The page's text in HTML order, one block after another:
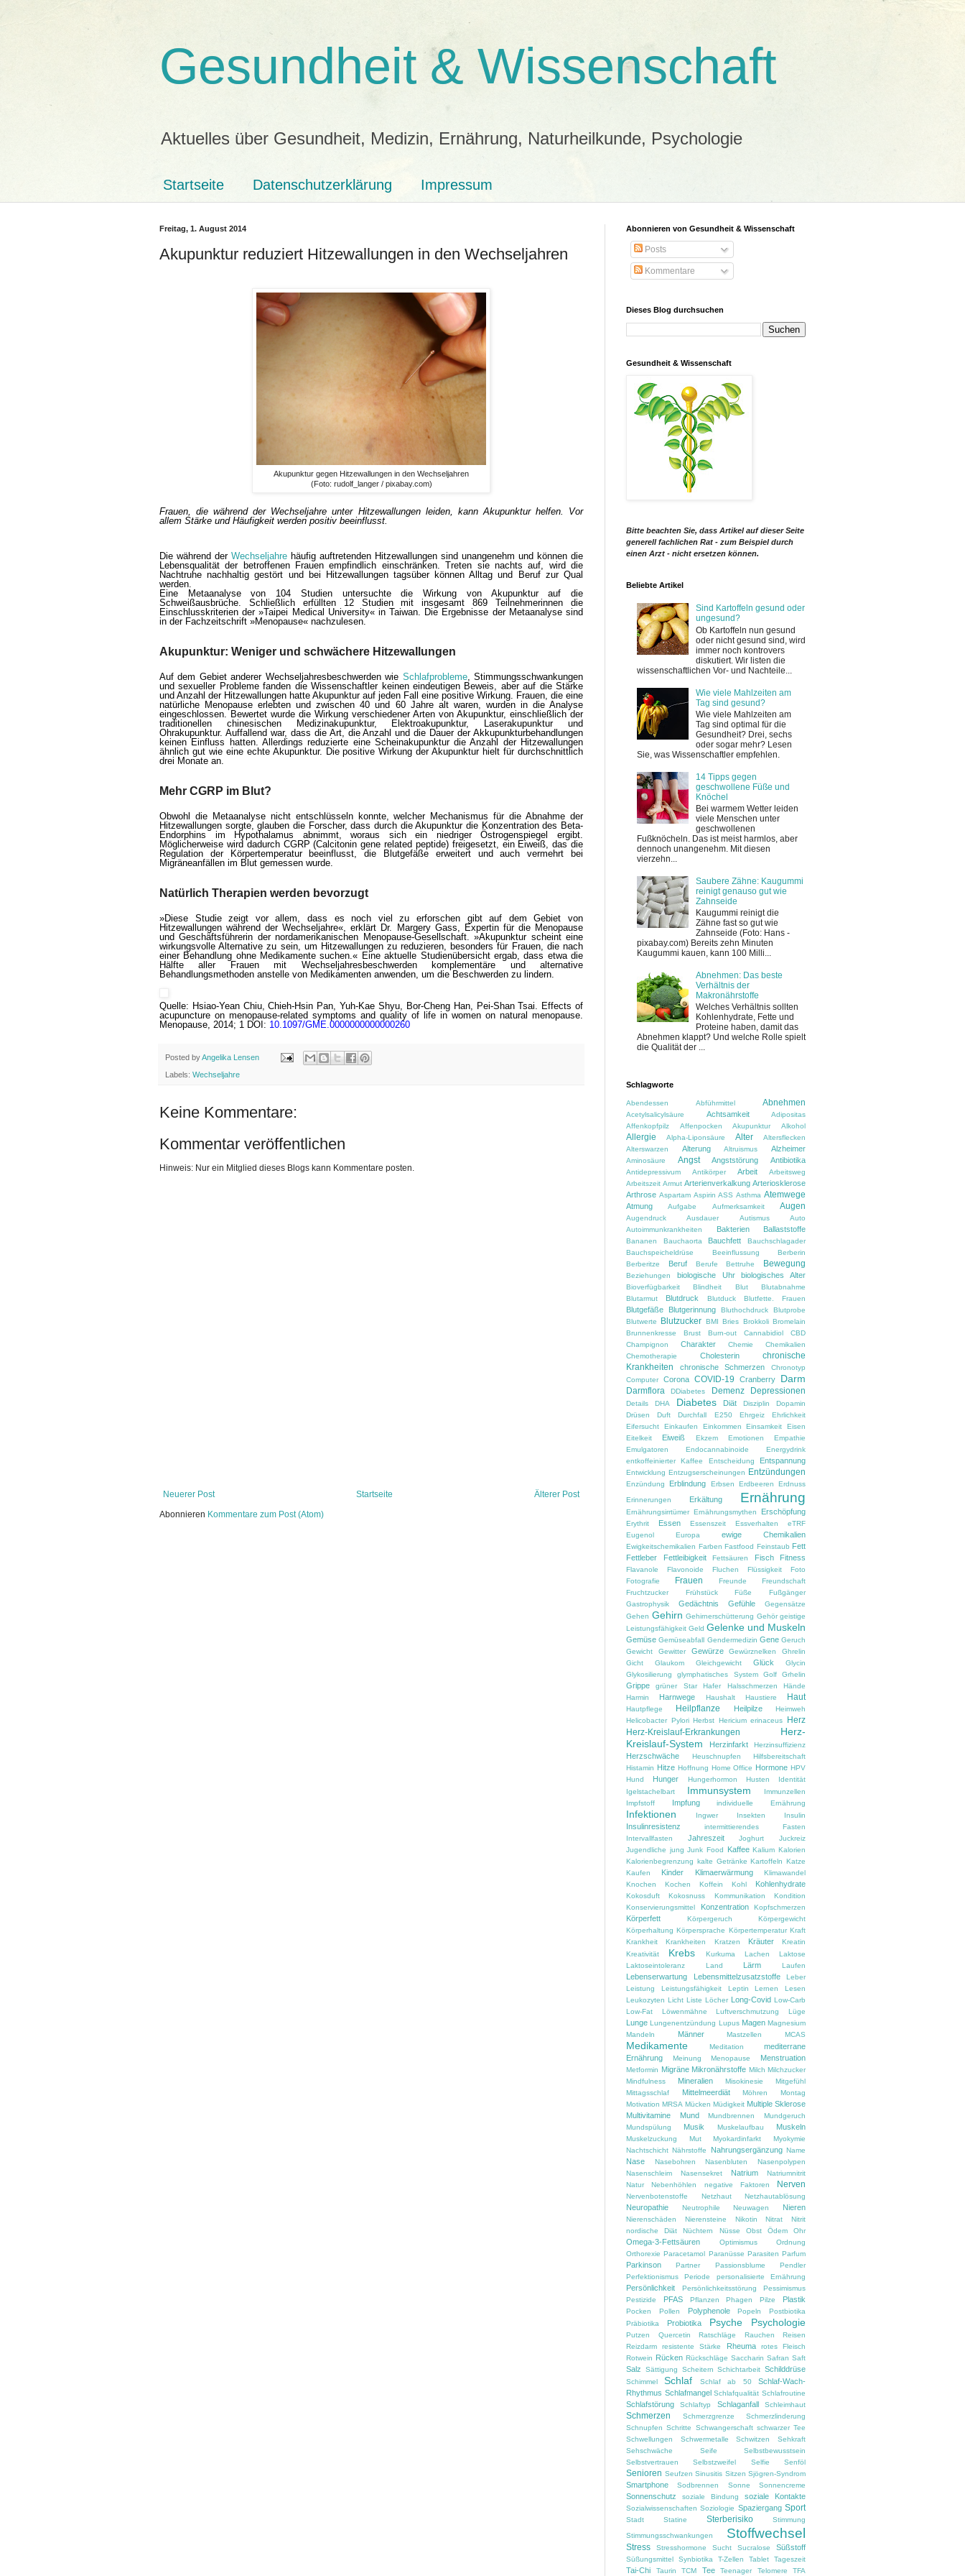
Gesundheit & Wissenschaft
Aktuelles über Gesundheit, Medizin, Ernährung, Naturheilkunde, Psychologie
Startseite Datenschutzerklärung Impressum
Freitag, 1. August 2014
Akupunktur reduziert Hitzewallungen in den Wechseljahren
Akupunktur gegen Hitzewallungen in den Wechseljahren
(Foto: rudolf_langer / pixabay.com)
Frauen, die während der Wechseljahre unter Hitzewallungen leiden, kann Akupunktur helfen. Vor
allem Stärke und Häufigkeit werden positiv beeinflusst.
Die während der Wechseljahre häufig auftretenden Hitzewallungen sind unangenehm und können die
Lebensqualität der betroffenen Frauen empfindlich einschränken. Treten sie nachts auf, wird die
Nachtruhe nachhaltig gestört und bei Hitzewallungen tagsüber können Alltag und Beruf zur Qual
werden.
Eine Metaanalyse von 104 Studien untersuchte die Wirkung von Akupunktur auf die
Schweißausbrüche. Schließlich erfüllten 12 Studien mit insgesamt 869 Teilnehmerinnen die
Einschlusskriterien der »Taipei Medical University« in Taiwan. Die Ergebnisse der Metaanalyse sind
in der Fachzeitschrift »Menopause« nachzulesen.
Akupunktur: Weniger und schwächere Hitzewallungen
Auf dem Gebiet anderer Wechseljahresbeschwerden wie Schlafprobleme, Stimmungsschwankungen
und sexueller Probleme fanden die Wissenschaftler keinen eindeutigen Beweis, aber auf die Stärke
und Anzahl der Hitzewallungen hatte Akupunktur auf jeden Fall eine positive Wirkung. Frauen, die eine
natürliche Menopause erlebten und zwischen 40 und 60 Jahre alt waren, wurden in die Analyse
eingeschlossen. Bewertet wurde die Wirkung verschiedener Arten von Akupunktur, einschließlich der
traditionellen chinesischen Medizinakupunktur, Elektroakupunktur, Laserakupunktur und
Ohrakupunktur. Auffallend war, dass die Art, die Anzahl und die Dauer der Akkupunkturbehandlungen
keinen Einfluss hatten. Allerdings reduzierte eine Scheinakupunktur die Anzahl der Hitzewallungen
ähnlich gut wie eine echte Akupunktur. Die positive Wirkung der Akupunktur hielt für durchschnittlich
drei Monate an.
Mehr CGRP im Blut?
Obwohl die Metaanalyse nicht entschlüsseln konnte, welcher Mechanismus für die Abnahme der
Hitzewallungen sorgte, glauben die Forscher, dass durch die Akupunktur die Konzentration des Beta-
Endorphins im Hypothalamus abnimmt, woraus sich ein niedriger Östrogenspiegel ergibt.
Möglicherweise wird dadurch CGRP (Calcitonin gene related peptide) freigesetzt, ein Eiweiß, das die
Regulation der Körpertemperatur beeinflusst, die Blutgefäße erweitert und auch vermehrt bei
Migräneanfällen im Blut gemessen wurde.
Natürlich Therapien werden bevorzugt
»Diese Studie zeigt vor allem, dass es noch viel zu erforschen gibt auf dem Gebiet von
Hitzewallungen während der Wechseljahre«, erklärt Dr. Margery Gass, Expertin für die Menopause
und Geschäftsführerin der nordamerikanischen Menopause-Gesellschaft. »Akupunktur scheint eine
wirkungsvolle Alternative zu sein, um Hitzewallungen zu reduzieren, besonders für Frauen, die nach
einer Behandlung ohne Medikamente suchen.« Eine aktuelle Studienübersicht ergab, dass etwa die
Hälfte aller Frauen mit Wechseljahresbeschwerden komplementäre und alternative
Behandlungsmethoden anstelle von Medikamenten anwenden, um die Beschwerden zu lindern.
Quelle: Hsiao-Yean Chiu, Chieh-Hsin Pan, Yuh-Kae Shyu, Bor-Cheng Han, Pei-Shan Tsai. Effects of
acupuncture on menopause-related symptoms and quality of life in women on natural menopause.
Menopause, 2014; 1 DOI: 10.1097/GME.0000000000000260
Posted byAngelika Lensen
Labels: Wechseljahre
Keine Kommentare:
Kommentar veröffentlichen
Hinweis: Nur ein Mitglied dieses Blogs kann Kommentare posten.
Neuerer Post Älterer Post
Startseite
Abonnieren Kommentare zum Post (Atom)
Abonnieren von Gesundheit & Wissenschaft
Posts
Kommentare
Dieses Blog durchsuchen
Gesundheit & Wissenschaft
Bitte beachten Sie, dass Artikel auf dieser Seite
generell fachlichen Rat - zum Beispiel durch
einen Arzt - nicht ersetzen können.
Beliebte Artikel
Sind Kartoffeln gesund oder
ungesund?
Ob Kartoffeln nun gesund
oder nicht gesund sind, wird
immer noch kontrovers
diskutiert. Wir listen die
wissenschaftlichen Vor- und Nachteile...
Wie viele Mahlzeiten am
Tag sind gesund?
Wie viele Mahlzeiten am
Tag sind optimal für die
Gesundheit? Drei, sechs
oder sogar mehr? Lesen
Sie, was Wissenschaftler empfehlen.
14 Tipps gegen
geschwollene Füße und
Knöchel
Bei warmem Wetter leiden
viele Menschen unter
geschwollenen
Fußknöcheln. Das ist meist harmlos, aber
dennoch unangenehm. Mit diesen
vierzehn...
Saubere Zähne: Kaugummi
reinigt genauso gut wie
Zahnseide
Kaugummi reinigt die
Zähne fast so gut wie
Zahnseide (Foto: Hans -
pixabay.com) Bereits zehn Minuten
Kaugummi kauen, kann 100 Milli...
Abnehmen: Das beste
Verhältnis der
Makronährstoffe
Welches Verhältnis sollten
Kohlenhydrate, Fette und
Proteine haben, damit das
Abnehmen klappt? Und welche Rolle spielt
die Qualität der ...
Schlagworte
Abendessen Abführmittel Abnehmen
Acetylsalicylsäure Achtsamkeit
Adipositas
Affenkopfpilz
Affenpocken Akupunktur Alkohol
Allergie Alpha-Liponsäure Alter
Altersflecken
Alterswarzen
Alterung Altruismus Alzheimer
Aminosäure Angst Angststörung Antibiotika
Antidepressivum Antikörper Arbeit
Arbeitsweg
Arbeitszeit Armut Arterienverkalkung Arteriosklerose
Arthrose Aspartam Aspirin ASS Asthma Atemwege
Atmung Aufgabe Aufmerksamkeit Augen
Augendruck Ausdauer Autismus
Auto
Autoimmunkrankheiten
Bakterien Ballaststoffe
Bananen Bauchaorta Bauchfett
Bauchschlagader
Bauchspeicheldrüse
Beeinflussung
Berberin
Berberitze
Beruf Berufe Bettruhe Bewegung
Beziehungen biologische Uhr biologisches Alter
Bioverfügbarkeit Blindheit Blut
Blutabnahme
Blutarmut
Blutdruck Blutduck Blutfette. Frauen
Blutgefäße Blutgerinnung Bluthochdruck
Blutprobe
Blutwerte
Blutzucker BMI Bries Brokkoli Bromelain
Brunnenkresse
Brust Burn-out Cannabidiol
CBD
Champignon
Charakter Chemie
Chemikalien
Chemotherapie
Cholesterin
chronische
Krankheiten
chronische Schmerzen
Chronotyp
Computer
Corona COVID-19 Cranberry Darm
Darmflora DDiabetes Demenz Depressionen
Details DHA Diabetes Diät Disziplin
Dopamin
Drüsen
Duft Durchfall E250 Ehrgeiz
Ehrlichkeit
Eifersucht
Einkaufen Einkommen Einsamkeit
Eisen
Eitelkeit
Eiweiß Ekzem Emotionen
Empathie
Emulgatoren
Endocannabinoide
Energydrink
entkoffeinierter Kaffee
Entscheidung Entspannung
Entwicklung Entzugserscheinungen Entzündungen
Enzündung Erblindung Erbsen Erdbeeren
Erdnuss
Erinnerungen
Erkältung Ernährung
Ernährungsirrtümer Ernährungsmythen Erschöpfung
Erythrit Essen Essenszeit Essverhalten
eTRF
Eugenol
Europa ewige Chemikalien
Ewigkeitschemikalien Farben Fastfood Feinstaub Fett
Fettleber
Fettleibigkeit Fettsäuren Fisch Fitness
Flavanole Flavonoide Fluchen Flüssigkeit
Foto
Fotografie
Frauen Freunde
Freundschaft
Fruchtzucker
Frühstück Füße
Fußgänger
Gastrophysik
Gedächtnis Gefühle
Gegensätze
Gehen Gehirn Gehirnerschütterung Gehör geistige
Leistungsfähigkeit Geld Gelenke und Muskeln
Gemüse Gemüseabfall Gendermedizin Gene Geruch
Gewicht
Gewitter Gewürze Gewürznelken
Ghrelin
Gicht
Glaukom Gleichgewicht Glück
Glycin
Glykosilierung
glymphatisches System Golf Grhelin
Grippe grüner Star Hafer Halsschmerzen
Hände
Harmin
Harnwege Haushalt Haustiere Haut
Hautpflege Heilpflanze Heilpilze
Heimweh
Helicobacter Pylori Herbst Hericium erinaceus
Herz
Herz-Kreislauf-Erkrankungen
Herz-
Kreislauf-System
Herzinfarkt Herzinsuffizienz
Herzschwäche Heuschnupfen
Hilfsbereitschaft
Histamin Hitze Hoffnung Home Office Hormone HPV
Hund
Hunger Hungerhormon Husten
Identität
Igelstachelbart
Immunsystem
Immunzellen
Impfstoff
Impfung individuelle Ernährung
Infektionen Ingwer Insekten Insulin
Insulinresistenz
intermittierendes Fasten
Intervallfasten
Jahreszeit Joghurt
Juckreiz
Jugendliche jung Junk Food Kaffee Kalium Kalorien
Kalorienbegrenzung kalte Getränke Kartoffeln Katze
Kaufen
Kinder Klimaerwärmung
Klimawandel
Knochen
Kochen Koffein Kohl Kohlenhydrate
Kokosduft Kokosnuss Kommunikation
Kondition
Konservierungsmittel
Konzentration Kopfschmerzen
Körperfett Körpergeruch
Körpergewicht
Körperhaltung Körpersprache Körpertemperatur Kraft
Krankheit
Krankheiten Kratzen Kräuter
Kreatin
Kreativität
Krebs Kurkuma Lachen
Laktose
Laktoseintoleranz
Land Lärm Laufen
Lebenserwartung Lebensmittelzusatzstoffe
Leber
Leistung
Leistungsfähigkeit Leptin Lernen
Lesen
Leukozyten Licht Liste Löcher Long-Covid Low-Carb
Low-Fat
Löwenmähne Luftverschmutzung Lüge
Lunge Lungenentzündung Lupus Magen Magnesium
Mandeln
Männer Mastzellen MCAS
Medikamente Meditation
mediterrane
Ernährung
Meinung Menopause Menstruation
Metformin Migräne Mikronährstoffe Milch Milchzucker
Mindfulness
Mineralien Misokinesie
Mitgefühl
Mittagsschlaf
Mittelmeerdiät Möhren
Montag
Motivation MRSA Mücken Müdigkeit Multiple Sklerose
Multivitamine
Mund Mundbrennen
Mundgeruch
Mundspülung
Musik Muskelaufbau Muskeln
Muskelzuckung Mut Myokardinfarkt
Myokymie
Nachtschicht Nährstoffe Nahrungsergänzung Name
Nase Nasebohren Nasenbluten
Nasenpolypen
Nasenschleim
Nasensekret Natrium
Natriumnitrit
Natur
Nebenhöhlen negative Faktoren Nerven
Nervenbotenstoffe Netzhaut Netzhautablösung
Neuropathie Neutrophile Neuwagen Nieren
Nierenschäden Nierensteine Nikotin Nitrat
Nitrit
nordische Diät
Nüchtern Nüsse Obst Ödem Ohr
Omega-3-Fettsäuren Optimismus
Ordnung
Orthorexie Paracetamol Paranüsse Parasiten Parfum
Parkinson Partner Passionsblume
Pendler
Perfektionismus
Periode personalisierte Ernährung
Persönlichkeit Persönlichkeitsstörung
Pessimismus
Pestizide
PFAS Pflanzen Phagen Pilze Plastik
Pocken Pollen Polyphenole Popeln
Postbiotika
Präbiotika
Probiotika Psyche Psychologie
Putzen Quercetin Ratschläge Rauchen
Reisen
Reizdarm
resistente Stärke Rheuma
rotes Fleisch
Rotwein Rücken Rückschläge Saccharin Safran Saft
Salz Sättigung Scheitern Schichtarbeit Schilddrüse
Schimmel Schlaf Schlaf ab 50
Schlaf-Wach-
Rhythmus Schlafmangel Schlafqualität Schlafroutine
Schlafstörung Schlaftyp Schlaganfall Schleimhaut
Schmerzen Schmerzgrenze
Schmerzlinderung
Schnupfen Schritte Schwangerschaft schwarzer Tee
Schwellungen
Schwermetalle Schwitzen
Sehkraft
Sehschwäche
Seife
Selbstbewusstsein
Selbstvertrauen
Selbstzweifel Selfie Senföl
Senioren Seufzen Sinusitis Sitzen Sjögren-Syndrom
Smartphone Sodbrennen Sonne Sonnencreme
Sonnenschutz soziale Bindung soziale Kontakte
Sozialwissenschaften Soziologie Spaziergang Sport
Stadt Statine Sterberisiko
Stimmung
Stimmungsschwankungen
Stoffwechsel
Stress Stresshormone Sucht Sucralose Süßstoff
Süßungsmittel Synbiotika T-Zellen Tablet Tageszeit
Tai-Chi Taurin TCM Tee Teenager Telomere TFA